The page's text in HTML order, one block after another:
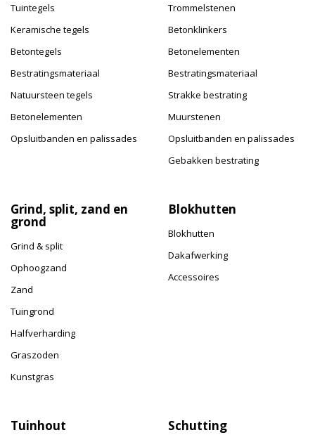
Tuintegels
Keramische tegels
Betontegels
Bestratingsmateriaal
Natuursteen tegels
Betonelementen
Opsluitbanden en palissades
Trommelstenen
Betonklinkers
Betonelementen
Bestratingsmateriaal
Strakke bestrating
Muurstenen
Opsluitbanden en palissades
Gebakken bestrating
Grind, split, zand en
grond
Grind & split
Ophoogzand
Zand
Tuingrond
Halfverharding
Graszoden
Kunstgras
Blokhutten
Blokhutten
Dakafwerking
Accessoires
Tuinhout Schutting